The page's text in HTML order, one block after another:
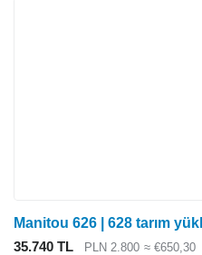
35.740 TL PLN 2.800 ≈ €650,30